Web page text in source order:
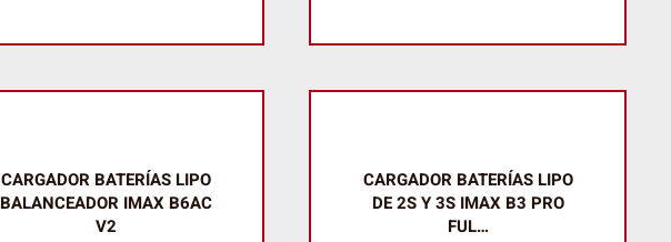
CARGADOR BATERÍAS LIPO
BALANCEADOR IMAX B6AC
V2
CARGADOR BATERÍAS LIPO
DE 2S Y 3S IMAX B3 PRO
FUL…